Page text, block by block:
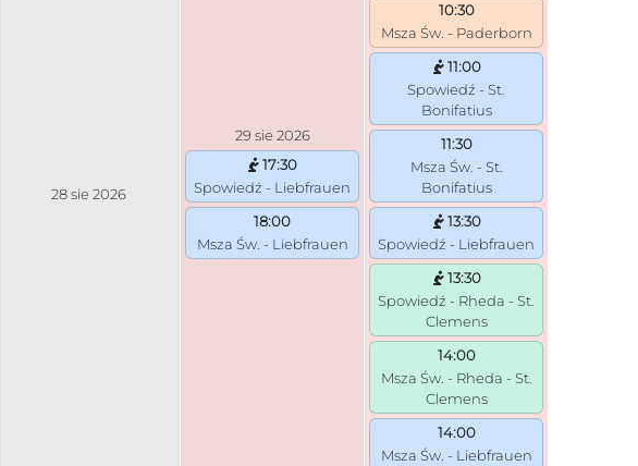
28 sie 2026
29 sie 2026
17:30
Spowiedź - Liebfrauen
18:00
Msza Św. - Liebfrauen
10:30
Msza Św. - Paderborn
11:00
Spowiedź - St.
Bonifatius
11:30
Msza Św. - St.
Bonifatius
13:30
Spowiedź - Liebfrauen
13:30
Spowiedź - Rheda - St.
Clemens
14:00
Msza Św. - Rheda - St.
Clemens
14:00
Msza Św. - Liebfrauen